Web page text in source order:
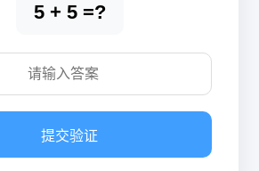
5 + 5 =?
提交验证